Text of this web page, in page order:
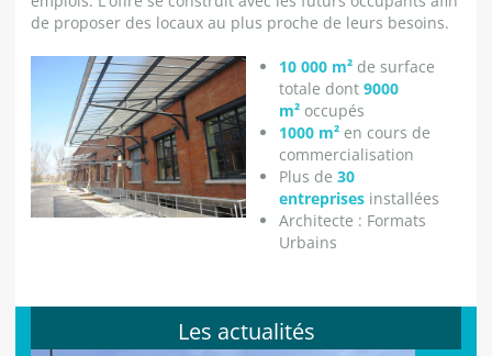
de proposer des locaux au plus proche de leurs besoins.
10 000 m² de surface
totale dont 9000
m² occupés
1000 m² en cours de
commercialisation
Plus de 30
entreprises installées
Architecte : Formats
Urbains
Les actualités